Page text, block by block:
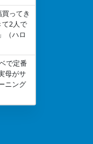
ってき
て2人で
（ハロ
で定番
母がサ
ニング